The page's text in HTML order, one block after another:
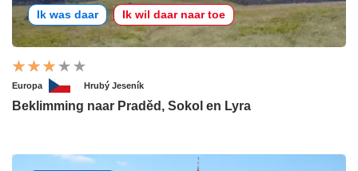
Ik was daar Ik wil daar naar toe
Europa Hrubý Jeseník
Beklimming naar Praděd, Sokol en Lyra